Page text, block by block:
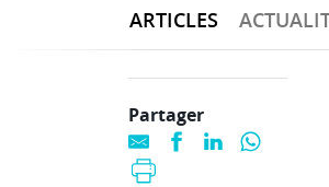
ARTICLES
Partager